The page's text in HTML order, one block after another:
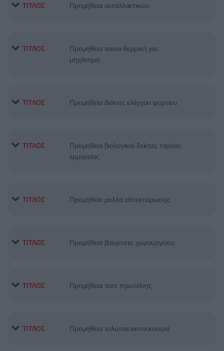
ΤΙΤΛΟΣ Προμήθεια ανταλλακτικών
ΤΙΤΛΟΣ
Προμήθεια ταινία θερμική για
μηχάνημα
ΤΙΤΛΟΣ Προμήθεια δείκτες ελέγχου φορτίου
ΤΙΤΛΟΣ
Προμήθεια βιολογικοί δείκτες ταχείας
ερμηνείας
ΤΙΤΛΟΣ Προμήθεια ρολλά αποστείρωσης
ΤΙΤΛΟΣ Προμήθεια βούρτσες χειρουργείου
ΤΙΤΛΟΣ Προμήθεια τεστ πρωτεϊνης
ΤΙΤΛΟΣ Προμήθεια τολύπια ακτινοσκιερά